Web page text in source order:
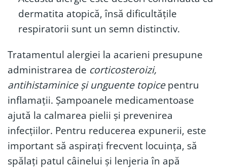
dermatita atopică, însă dificultățile
respiratorii sunt un semn distinctiv.
Tratamentul alergiei la acarieni presupune
administrarea de corticosteroizi,
antihistaminice și unguente topicepentru
inflamații. Șampoanele medicamentoase
ajută la calmarea pielii și prevenirea
infecțiilor. Pentru reducerea expunerii, este
important să aspirați frecvent locuința, să
spălați patul câinelui și lenjeria în apă